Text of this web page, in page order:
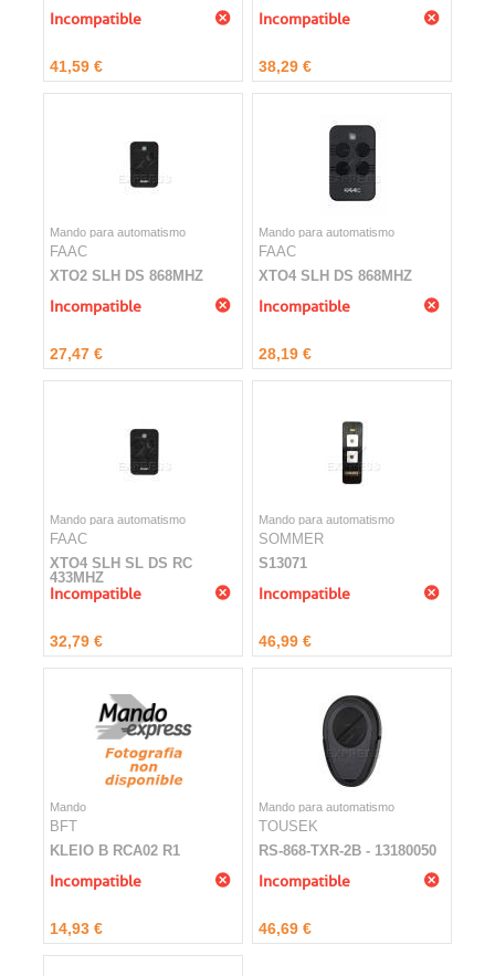
Incompatible
41,59 €
Incompatible
38,29 €
Mando para automatismo
FAAC
XTO2 SLH DS 868MHZ
Incompatible
27,47 €
Mando para automatismo
FAAC
XTO4 SLH DS 868MHZ
Incompatible
28,19 €
Mando para automatismo
FAAC
XTO4 SLH SL DS RC
433MHZ
Incompatible
32,79 €
Mando para automatismo
SOMMER
S13071
Incompatible
46,99 €
Mando
BFT
KLEIO B RCA02 R1
Incompatible
14,93 €
Mando para automatismo
TOUSEK
RS-868-TXR-2B - 13180050
Incompatible
46,69 €